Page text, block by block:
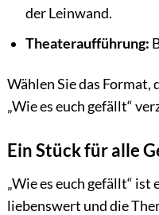
der Leinwand.
Theateraufführung:
Wählen Sie das Format,
„Wie es euch gefällt“
Ein Stück für alle
„Wie es euch gefällt“
liebenswert und die